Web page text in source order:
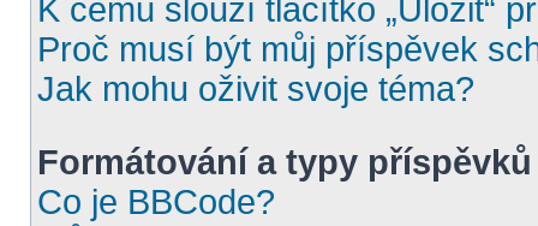
K čemu slouží tlačítko „Uložit“
Proč musí být můj příspěvek
Jak mohu oživit svoje téma?
Formátování a typy příspěvků
Co je BBCode?